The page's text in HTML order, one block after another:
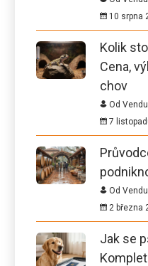
10 srpna
Kolik
Cena,
chov
Od
7
Od
2 března
Jak se